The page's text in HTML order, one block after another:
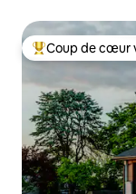
Coup de cœur
Coup de cœur